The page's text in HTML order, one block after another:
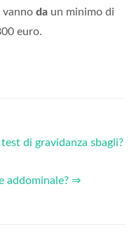
vanno da un minimo di
euro.
di gravidanza sbagli?
addominale? ⇒